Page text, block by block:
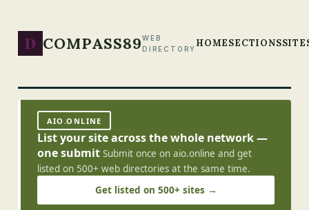
D COMPASS89WEB
DIRECTORY HOMESECTIONS
AIO.ONLINE
List your site across the whole network —
one submit Submit once on aio.online and get
listed on 500+ web directories at the same time.
Get listed on 500+ sites →